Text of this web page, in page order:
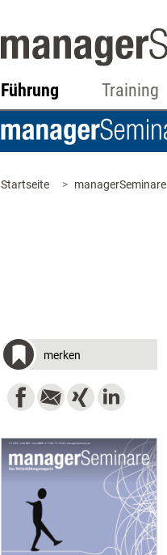
Führung Training
Startseite managerSeminare
merken